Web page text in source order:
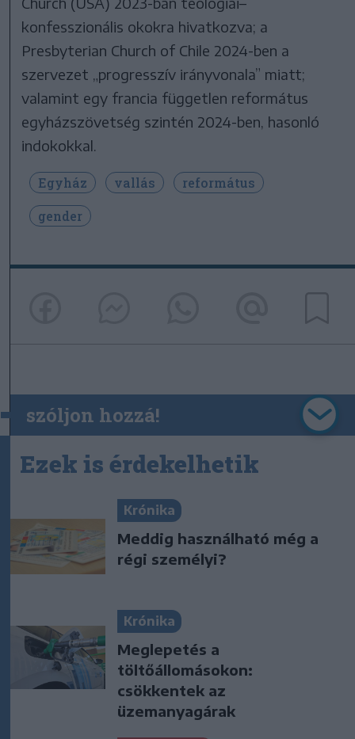
konfesszionális okokra hivatkozva; a
Presbyterian Church of Chile 2024-ben a
szervezet „progresszív irányvonala” miatt;
valamint egy francia független református
egyházszövetség szintén 2024-ben, hasonló
indokokkal.
Egyház vallás
református
gender
szóljon hozzá!
Ezek is érdekelhetik
Krónika
Meddig használható még a
régi személyi?
Krónika
Meglepetés a
töltőállomásokon:
csökkentek az
üzemanyagárak